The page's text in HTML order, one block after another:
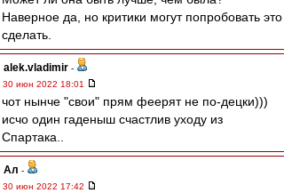
Наверное да, но критики могут попробовать это
сделать.
alek.vladimir -
30 июн 2022 18:01
чот нынче "свои" прям феерят не по-децки)))
исчо один гаденыш счастлив уходу из
Спартака..
Ал -
30 июн 2022 17:42